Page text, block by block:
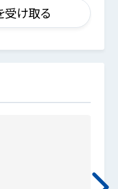
受け取る